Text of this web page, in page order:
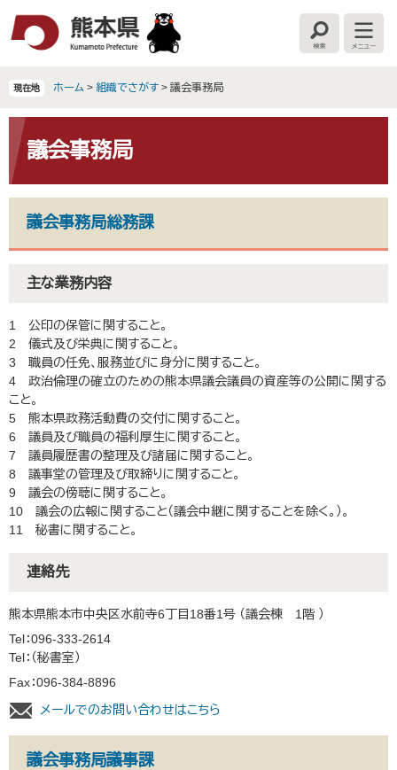
で
ば
文
検
索
メ
ニ
現在地 ホーム > 組織でさがす > 議会事務局
文 議会事務局
議会事務局総務課
主な業務内容
1 公印の保管に関すること。
2 儀式及び栄典に関すること。
3 職員の任免、服務並びに身分に関すること。
4 政治倫理の確立のための熊本県議会議員の資産等の公開に関する
こと。
5 熊本県政務活動費の交付に関すること。
6 議員及び職員の福利厚生に関すること。
7 議員履歴書の整理及び諸届に関すること。
8 議事堂の管理及び取締りに関すること。
9 議会の傍聴に関すること。
10 議会の広報に関すること（議会中継に関することを除く。）。
11 秘書に関すること。
連絡先
熊本県熊本市中央区水前寺6丁目18番1号 （議会棟 1階 ）
Tel：096-333-2614
Tel： 秘書室
Fax：096-384-8896
メールでのお問い合わせはこちら
議会事務局議事課